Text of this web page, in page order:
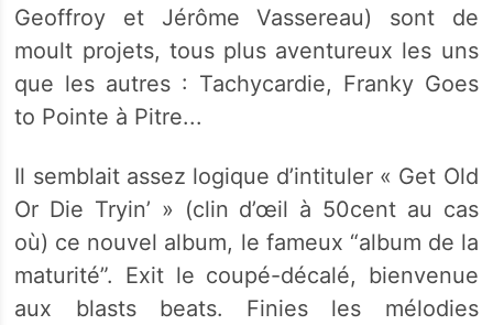
Geoffroy et Jérôme Vassereau) sont de
moult projets, tous plus aventureux les uns
que les autres : Tachycardie, Franky Goes
to Pointe à Pitre...
Il semblait assez logique d’intituler « Get Old
Or Die Tryin’ » (clin d’œil à 50cent au cas
où) ce nouvel album, le fameux “album de la
maturité”. Exit le coupé-décalé, bienvenue
aux blasts beats. Finies les mélodies